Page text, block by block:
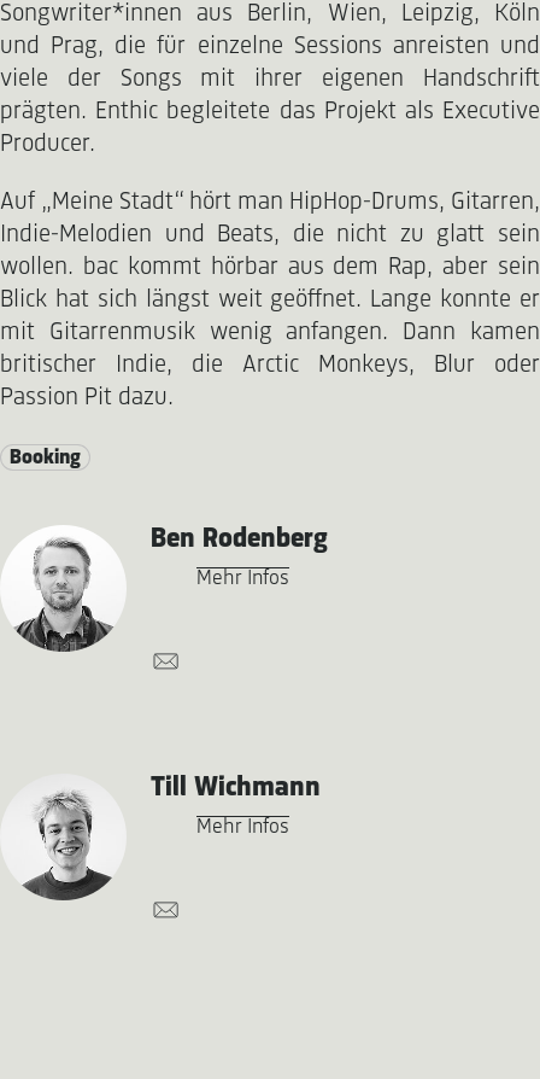
Songwriter*innen aus Berlin, Wien, Leipzig, Köln
und Prag, die für einzelne Sessions anreisten und
viele der Songs mit ihrer eigenen Handschrift
prägten. Enthic begleitete das Projekt als Executive
Producer.
Auf „Meine Stadt“ hört man HipHop-Drums, Gitarren,
Indie-Melodien und Beats, die nicht zu glatt sein
wollen. bac kommt hörbar aus dem Rap, aber sein
Blick hat sich längst weit geöffnet. Lange konnte er
mit Gitarrenmusik wenig anfangen. Dann kamen
britischer Indie, die Arctic Monkeys, Blur oder
Passion Pit dazu.
Booking
Ben Rodenberg
Mehr Infos
Till Wichmann
Mehr Infos